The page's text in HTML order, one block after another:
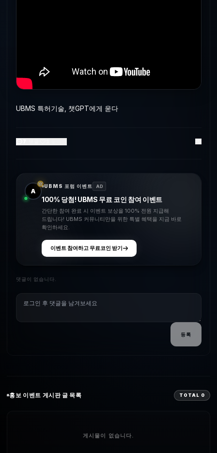
UBMS 특허기술, 챗GPT에게 욷다
A
UBMS 포럼 이벤트 AD
100% 당첨! UBMS 무료 코인 참여 이벤트
간단한 참여 완료 시 이벤트 보상을 100% 전원 지급해
드립니다! UBMS 커뮤니티만을 위한 특별 혜택을 지금 바로
확인하세요.
이벤트 참여하고 무료코인 받기
댓글이 없습니다.
등록
홍보 이벤트 게시판 글 목록 TOTAL 0
게시물이 없습니다.